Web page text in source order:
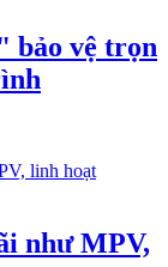
bảo vệ trọn
như MPV,